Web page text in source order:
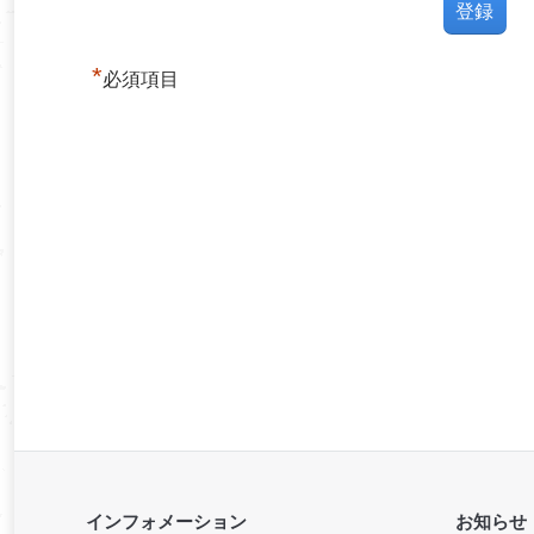
*必須項目
インフォメーション お知らせ